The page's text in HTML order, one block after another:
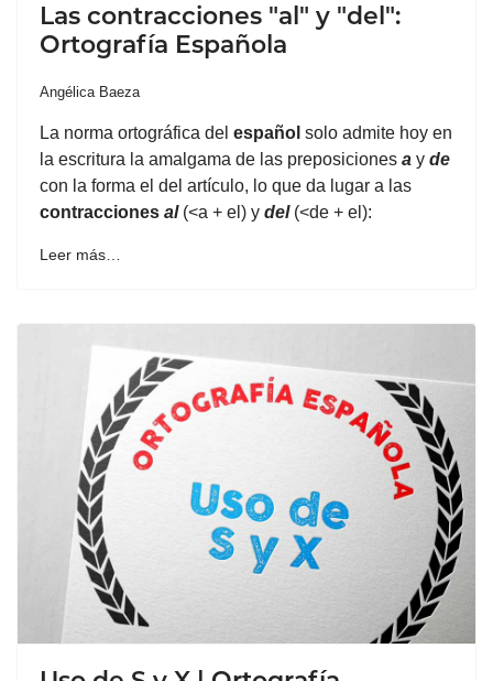
Las contracciones "al" y "del":
Ortografía Española
Angélica Baeza
La norma ortográfica del español solo admite hoy en
la escritura la amalgama de las preposiciones a y de
con la forma el del artículo, lo que da lugar a las
contracciones al(<a + el) y del(<de + el):
Leer más…